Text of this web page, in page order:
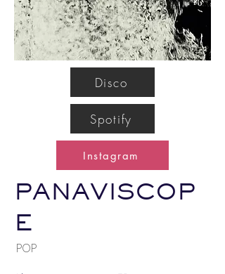
Disco
Spotify
Instagram
PANAVISCOP
E
POP